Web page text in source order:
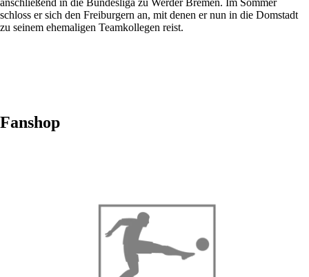
schloss er sich den Freiburgern an, mit denen er nun in die Domstadt
zu seinem ehemaligen Teamkollegen reist.
Fanshop